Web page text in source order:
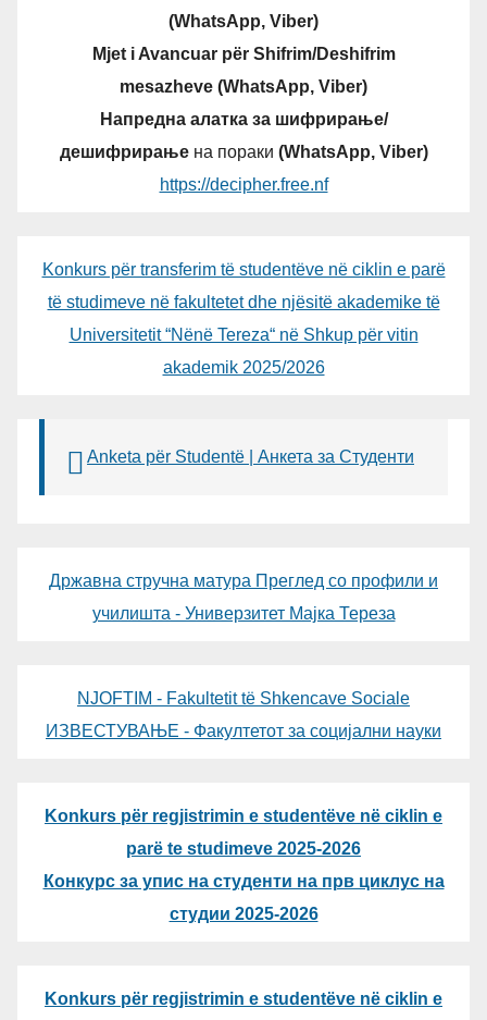
(WhatsApp, Viber)
Mjet i Avancuar për Shifrim/Deshifrim
mesazheve (WhatsApp, Viber)
Напредна алатка за шифрирање/
дешифрирањена пораки (WhatsApp, Viber)
https://decipher.free.nf
Konkurs për transferim të studentëve në ciklin e parë
të studimeve në fakultetet dhe njësitë akademike të
Universitetit “Nënë Tereza“ në Shkup për vitin
akademik 2025/2026
Anketa për Studentë | Анкета за Студенти
Државна стручна матура Преглед со профили и
училишта - Универзитет Мајка Тереза
NJOFTIM - Fakultetit të Shkencave Sociale
ИЗВЕСТУВАЊЕ - Факултетот за социјални науки
Konkurs për regjistrimin e studentëve në ciklin e
parë te studimeve 2025-2026
Конкурс за упис на студенти на прв циклус на
студии 2025-2026
Konkurs për regjistrimin e studentëve në ciklin e